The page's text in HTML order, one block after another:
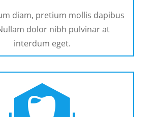
diam, pretium mollis dapibus
dolor nibh pulvinar at
interdum eget.